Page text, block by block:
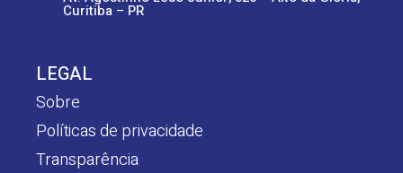
Curitiba – PR
LEGAL
Sobre
Políticas de privacidade
Transparência